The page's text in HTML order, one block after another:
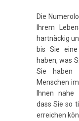
Die
Ihrem
hartnäckig
bis Sie
haben, was
Sie haben
Menschen
Ihnen nahe
dass Sie so
erreichen